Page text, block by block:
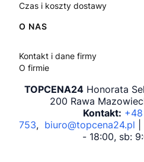
Czas i koszty dostawy
O NAS
Kontakt i dane firmy
O firmie
TOPCENA24Honorata
200 Rawa
Kontakt:
753, biuro@topcena24.pl
- 18:00, sb: